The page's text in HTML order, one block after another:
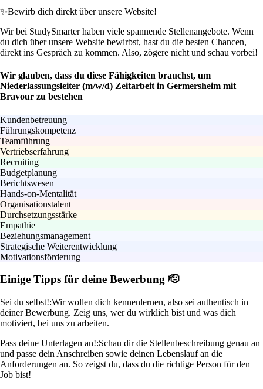
✨Bewirb dich direkt über unsere Website!
Wir bei StudySmarter haben viele spannende Stellenangebote. Wenn
du dich über unsere Website bewirbst, hast du die besten Chancen,
direkt ins Gespräch zu kommen. Also, zögere nicht und schau vorbei!
Wir glauben, dass du diese Fähigkeiten brauchst, um
Niederlassungsleiter (m/w/d) Zeitarbeit in Germersheim mit
Bravour zu bestehen
Kundenbetreuung
Führungskompetenz
Teamführung
Vertriebserfahrung
Recruiting
Budgetplanung
Berichtswesen
Hands-on-Mentalität
Organisationstalent
Durchsetzungsstärke
Empathie
Beziehungsmanagement
Strategische Weiterentwicklung
Motivationsförderung
Einige Tipps für deine Bewerbung 🫡
Sei du selbst!:Wir wollen dich kennenlernen, also sei authentisch in
deiner Bewerbung. Zeig uns, wer du wirklich bist und was dich
motiviert, bei uns zu arbeiten.
Pass deine Unterlagen an!:Schau dir die Stellenbeschreibung genau an
und passe dein Anschreiben sowie deinen Lebenslauf an die
Anforderungen an. So zeigst du, dass du die richtige Person für den
Job bist!